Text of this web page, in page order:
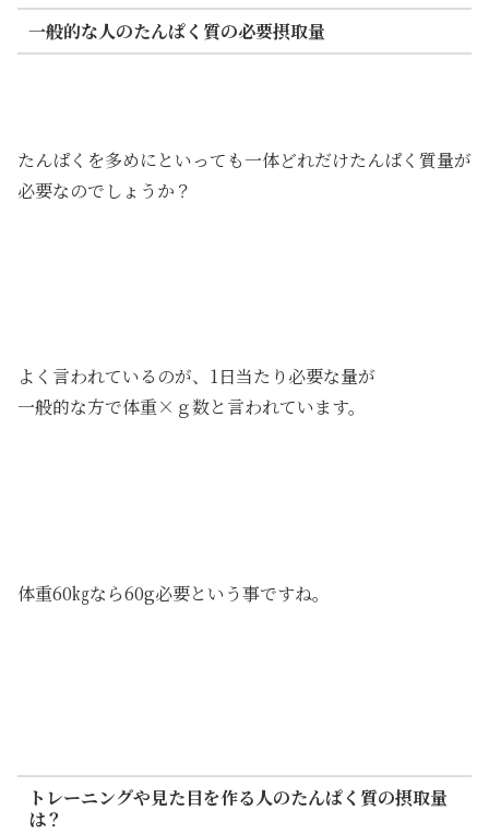
一般的な人のたんぱく質の必要摂取量
たんぱくを多めにといっても一体どれだけたんぱく質量が
必要なのでしょうか？
よく言われているのが、1日当たり必要な量が
一般的な方で体重×ｇ数と言われています。
体重60㎏なら60g必要という事ですね。
トレーニングや見た目を作る人のたんぱく質の摂取量
は？